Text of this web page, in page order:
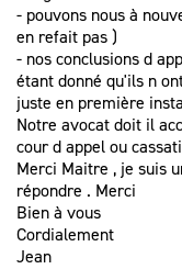
- pouvons nous à
en refait pas )
- nos conclusions d
étant donné qu'ils n
juste en première
Notre avocat doit il
cour d appel ou
Merci Maitre , je suis
répondre . Merci
Bien à vous
Cordialement
Jean